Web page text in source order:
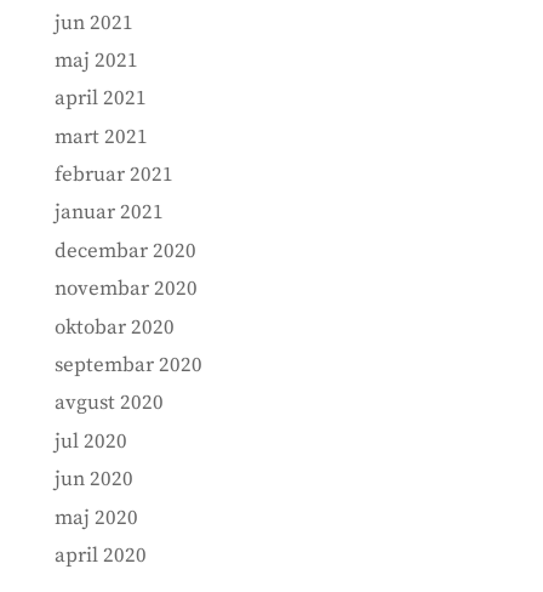
jun 2021
maj 2021
april 2021
mart 2021
februar 2021
januar 2021
decembar 2020
novembar 2020
oktobar 2020
septembar 2020
avgust 2020
jul 2020
jun 2020
maj 2020
april 2020